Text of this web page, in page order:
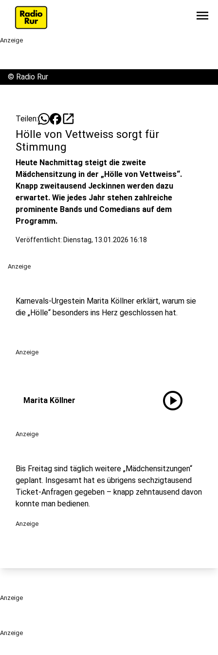
menu
Anzeige
Anzeige
© Radio Rur
Teilen: open_in_new
Hölle von Vettweiss sorgt für
Stimmung
Heute Nachmittag steigt die zweite
Mädchensitzung in der „Hölle von Vettweiss“.
Knapp zweitausend Jeckinnen werden dazu
erwartet. Wie jedes Jahr stehen zahlreiche
prominente Bands und Comedians auf dem
Programm.
Veröffentlicht: Dienstag, 13.01.2026 16:18
Anzeige
Karnevals-Urgestein Marita Köllner erklärt, warum sie
die „Hölle“ besonders ins Herz geschlossen hat.
Anzeige
Marita Köllner play_circle
Anzeige
Bis Freitag sind täglich weitere „Mädchensitzungen“
geplant. Insgesamt hat es übrigens sechzigtausend
Ticket-Anfragen gegeben – knapp zehntausend davon
konnte man bedienen.
Anzeige
Anzeige